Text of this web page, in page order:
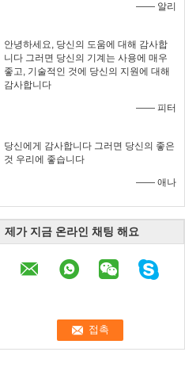
—— 알리
안녕하세요, 당신의 도움에 대해 감사합
니다 그러면 당신의 기계는 사용에 매우
좋고, 기술적인 것에 당신의 지원에 대해
감사합니다
—— 피터
당신에게 감사합니다 그러면 당신의 좋은
것 우리에 좋습니다
—— 애나
제가 지금 온라인 채팅 해요